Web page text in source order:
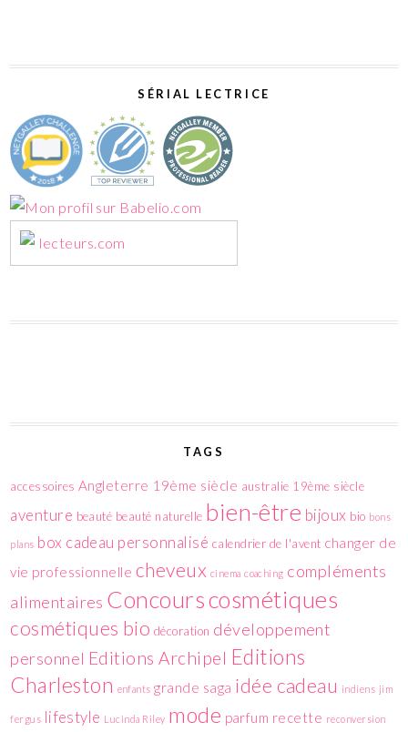
SÉRIAL LECTRICE
lecteurs.com
TAGS
accessoires Angleterre 19ème siècle australie 19ème siècle
aventure beauté beauté naturelle bien-être bijoux bio bons
plans box cadeau personnalisé calendrier de l'avent changer de
vie professionnelle cheveux cinema coaching compléments
alimentaires Concourscosmétiques
cosmétiques bio décoration développement
personnel Editions Archipel Editions
Charleston enfants grande saga idée cadeau indiens jim
fergus lifestyle Lucinda Riley mode parfum recette reconversion